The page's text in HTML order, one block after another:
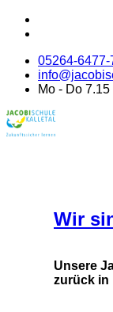
05264-6477-
Mo - Do
Wir
Unsere
zurück in